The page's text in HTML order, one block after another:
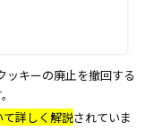
ッキーの廃止を撤回する
詳しく解説されていま